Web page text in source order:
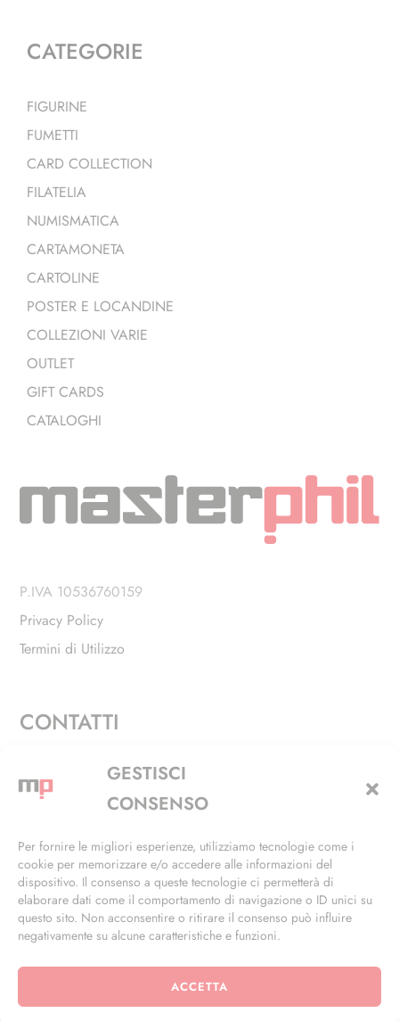
GESTISCI
CONSENSO
Per fornire le migliori esperienze, utilizziamo tecnologie come i
cookie per memorizzare e/o accedere alle informazioni del
dispositivo. Il consenso a queste tecnologie ci permetterà di
elaborare dati come il comportamento di navigazione o ID unici su
questo sito. Non acconsentire o ritirare il consenso può influire
negativamente su alcune caratteristiche e funzioni.
ACCETTA
CATEGORIE
FIGURINE
FUMETTI
CARD COLLECTION
FILATELIA
NUMISMATICA
CARTAMONETA
CARTOLINE
POSTER E LOCANDINE
COLLEZIONI VARIE
OUTLET
GIFT CARDS
CATALOGHI
P.IVA 10536760159
Privacy Policy
Termini di Utilizzo
CONTATTI
Via Alfieri, 27 - Trezzano Sul Naviglio (MI)
+39 02 4846 3155
info@masterphil.it